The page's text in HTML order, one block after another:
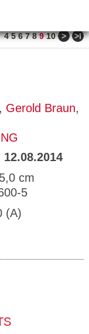
4 5 6 7 8 9 10 > >ǀ
, Gerold Braun,
12.08.2014
cm
5
(A)
Ty
des
90
T